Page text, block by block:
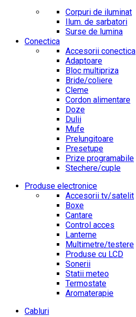
Corpuri de iluminat
Ilum. de sarbatori
Surse de lumina
Conectica
Accesorii conectica
Adaptoare
Bloc multipriza
Bride/coliere
Cleme
Cordon alimentare
Doze
Dulii
Mufe
Prelungitoare
Presetupe
Prize programabile
Stechere/cuple
Produse electronice
Accesorii tv/satelit
Boxe
Cantare
Control acces
Lanterne
Multimetre/testere
Produse cu LCD
Sonerii
Statii meteo
Termostate
Aromaterapie
Cabluri